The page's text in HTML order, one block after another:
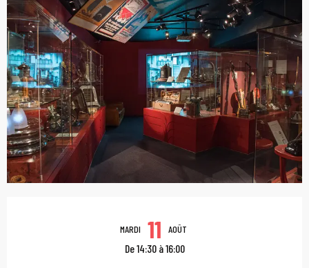
Ouverture et
MARDI 11 AOÛT
De 14:30 à 16:00